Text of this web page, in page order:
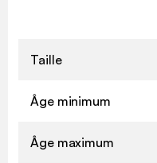
Taille
Âge minimum
Âge maximum